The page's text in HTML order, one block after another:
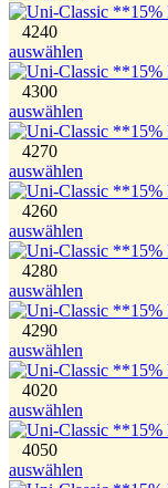
4240
auswählen
4300
auswählen
4270
auswählen
4260
auswählen
4280
auswählen
4290
auswählen
4020
auswählen
4050
auswählen